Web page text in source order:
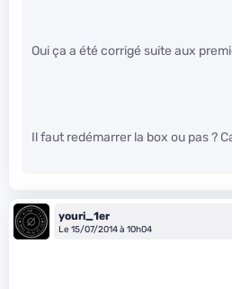
Oui ça a été corrigé suite aux
Il faut redémarrer la box ou pas ?
youri_1er
Le 15/07/2014 à 10h04